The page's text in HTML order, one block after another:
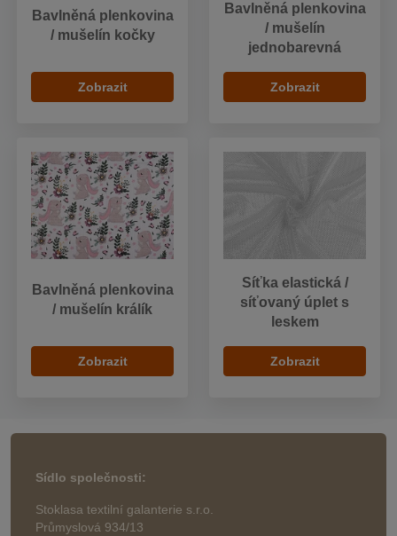
Bavlněná plenkovina
/ mušelín kočky
Zobrazit
Bavlněná plenkovina
/ mušelín
jednobarevná
Zobrazit
Bavlněná plenkovina
/ mušelín králík
Zobrazit
Síťka elastická /
síťovaný úplet s
leskem
Zobrazit
Sídlo společnosti:
Stoklasa textilní galanterie s.r.o.
Průmyslová 934/13